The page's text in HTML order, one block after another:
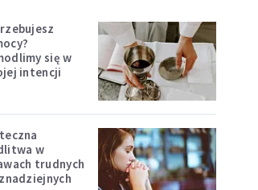
się w
intencji
w
trudnych